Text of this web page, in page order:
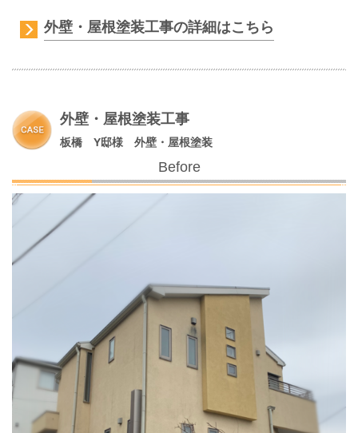
外壁・屋根塗装工事の詳細はこちら
外壁・屋根塗装工事
板橋 Y邸様 外壁・屋根塗装
Before